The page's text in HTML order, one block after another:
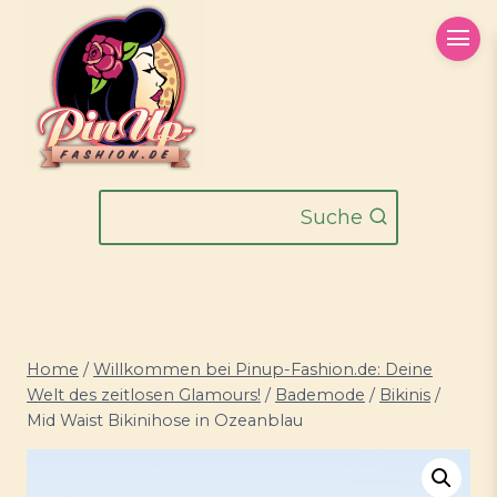
springen
Suche
Home / Willkommen bei Pinup-Fashion.de: Deine
Welt des zeitlosen Glamours! / Bademode / Bikinis /
Mid Waist Bikinihose in Ozeanblau